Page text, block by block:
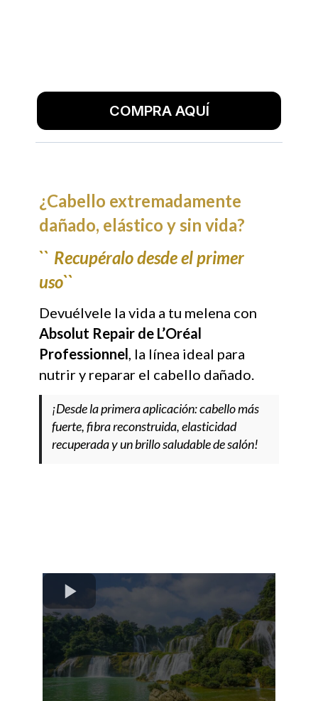
COMPRA AQUÍ
¿Cabello extremadamente
dañado, elástico y sin vida?
`` Recupéralo desde el primer
uso``
Devuélvele la vida a tu melena con
Absolut Repair de L’Oréal
Professionnel, la línea ideal para
nutrir y reparar el cabello dañado.
¡Desde la primera aplicación: cabello más
fuerte, fibra reconstruida, elasticidad
recuperada y un brillo saludable de salón!